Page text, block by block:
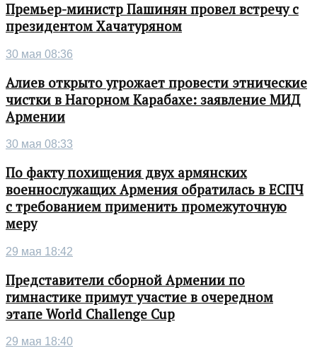
Премьер-министр Пашинян провел встречу с
президентом Хачатуряном
30 мая 08:36
Алиев открыто угрожает провести этнические
чистки в Нагорном Карабахе: заявление МИД
Армении
30 мая 08:33
По факту похищения двух армянских
военнослужащих Армения обратилась в ЕСПЧ
с требованием применить промежуточную
меру
29 мая 18:42
Представители сборной Армении по
гимнастике примут участие в очередном
этапе World Challenge Cup
29 мая 18:40